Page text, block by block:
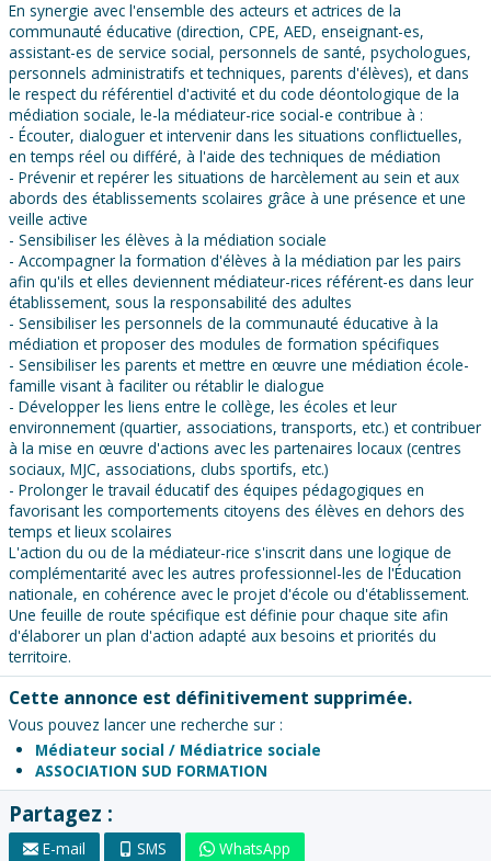
En synergie avec l'ensemble des acteurs et actrices de la
communauté éducative (direction, CPE, AED, enseignant-es,
assistant-es de service social, personnels de santé, psychologues,
personnels administratifs et techniques, parents d'élèves), et dans
le respect du référentiel d'activité et du code déontologique de la
médiation sociale, le-la médiateur-rice social-e contribue à :
- Écouter, dialoguer et intervenir dans les situations conflictuelles,
en temps réel ou différé, à l'aide des techniques de médiation
- Prévenir et repérer les situations de harcèlement au sein et aux
abords des établissements scolaires grâce à une présence et une
veille active
- Sensibiliser les élèves à la médiation sociale
- Accompagner la formation d'élèves à la médiation par les pairs
afin qu'ils et elles deviennent médiateur-rices référent-es dans leur
établissement, sous la responsabilité des adultes
- Sensibiliser les personnels de la communauté éducative à la
médiation et proposer des modules de formation spécifiques
- Sensibiliser les parents et mettre en œuvre une médiation école-
famille visant à faciliter ou rétablir le dialogue
- Développer les liens entre le collège, les écoles et leur
environnement (quartier, associations, transports, etc.) et contribuer
à la mise en œuvre d'actions avec les partenaires locaux (centres
sociaux, MJC, associations, clubs sportifs, etc.)
- Prolonger le travail éducatif des équipes pédagogiques en
favorisant les comportements citoyens des élèves en dehors des
temps et lieux scolaires
L'action du ou de la médiateur-rice s'inscrit dans une logique de
complémentarité avec les autres professionnel-les de l'Éducation
nationale, en cohérence avec le projet d'école ou d'établissement.
Une feuille de route spécifique est définie pour chaque site afin
d'élaborer un plan d'action adapté aux besoins et priorités du
territoire.
Cette annonce est définitivement supprimée.
Vous pouvez lancer une recherche sur :
Médiateur social / Médiatrice sociale
ASSOCIATION SUD FORMATION
Partagez :
E-mail SMS
WhatsApp